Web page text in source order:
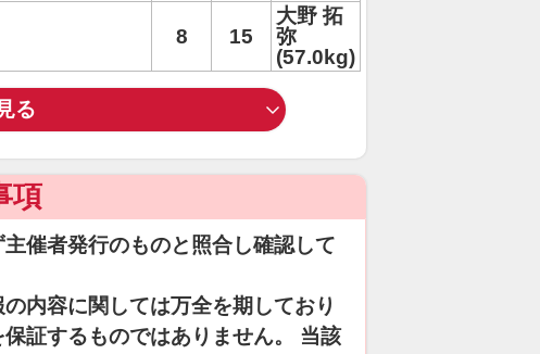
8 15
大野 拓
弥
(57.0kg)
る
項
催者発行のものと照合し確認して
内容に関しては万全を期しており
証するものではありません。 当該